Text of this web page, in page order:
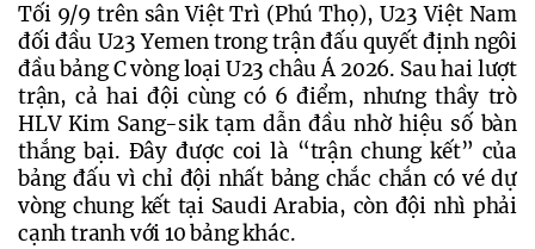
Tối 9/9 trên sân Việt Trì (Phú Thọ), U23 Việt Nam
đối đầu U23 Yemen trong trận đấu quyết định ngôi
đầu bảng C vòng loại U23 châu Á 2026. Sau hai lượt
trận, cả hai đội cùng có 6 điểm, nhưng thầy trò
HLV Kim Sang-sik tạm dẫn đầu nhờ hiệu số bàn
thắng bại. Đây được coi là “trận chung kết” của
bảng đấu vì chỉ đội nhất bảng chắc chắn có vé dự
vòng chung kết tại Saudi Arabia, còn đội nhì phải
cạnh tranh với 10 bảng khác.